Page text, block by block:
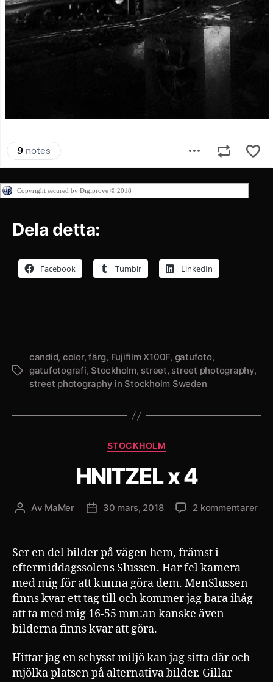
Copyright secured by Digiprove © 2018
Dela detta:
Facebook Tumblr LinkedIn
Etiketter
candid, color,färg, Fujifilm X100F, gatufoto,
gatufotografi, Stockholm, street, street photography,
street photography in Stockholm Sweden
Kategorier
STOCKHOLM
HNITZEL x 4
Inläggsförfattare
Av MaMer Inläggsdatum
30 mars, 2018 2 kommentarertill
Ser en del bilder på vägen hem, främst i
eftermiddagssolens Slussen. Har fel kamera
med mig för att kunna göra dem. MenSlussen
finns kvar ett tag till och kommer jag bara ihåg
att ta med mig 16-55 mm:an kanske även
bilderna finns kvar att göra.
Hittar jag en schysst miljö kan jag sitta där och
mjölka platsen på alternativa bilder. Gillar